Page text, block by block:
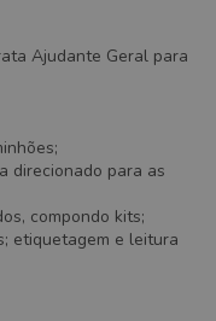
Ajudante Geral para
direcionado para as
compondo kits;
etiquetagem e leitura